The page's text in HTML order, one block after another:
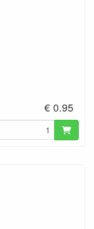
€ 0.95